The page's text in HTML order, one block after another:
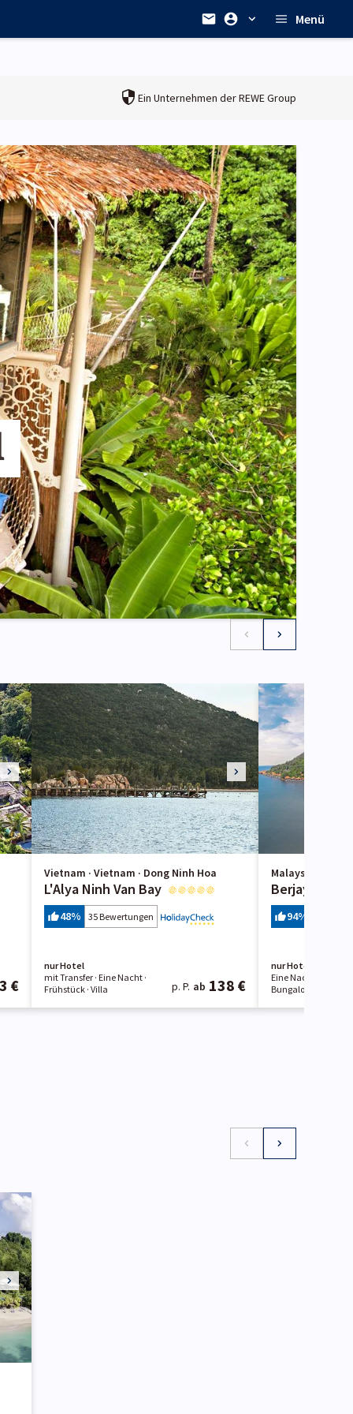
Menü
Ein Unternehmen derREWE Group
€
Vietnam · Vietnam · Dong Ninh Hoa
L'Alya Ninh Van Bay
48% 35 Bewertungen
nur Hotel
mit Transfer · Eine Nacht ·
Frühstück · Villa p. P. ab 138 €
Malaysia ·
Berjaya
94%
nur Hotel
Eine Nacht
Bungalow